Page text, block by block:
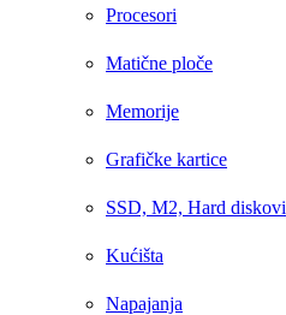
Procesori
Matične ploče
Memorije
Grafičke kartice
SSD, M2, Hard diskovi
Kućišta
Napajanja